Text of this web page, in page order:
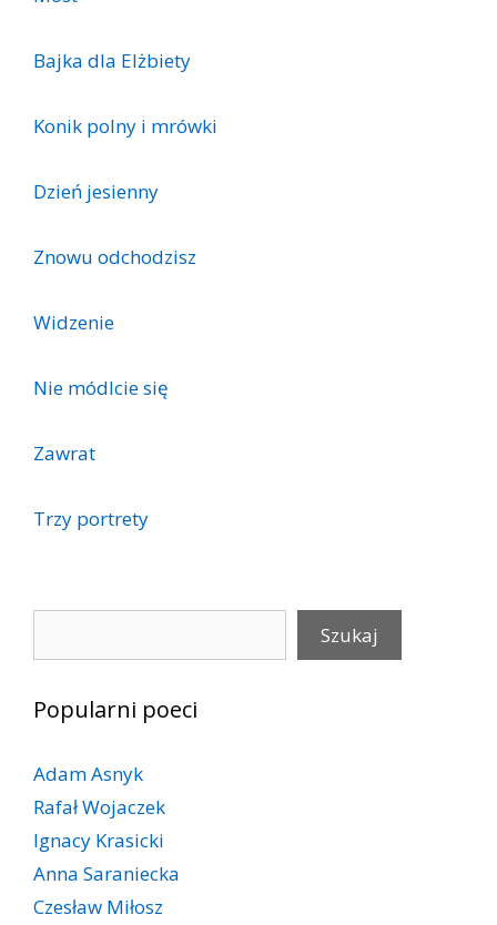
Bajka dla Elżbiety
Konik polny i mrówki
Dzień jesienny
Znowu odchodzisz
Widzenie
Nie módlcie się
Zawrat
Trzy portrety
Szukaj
Popularni poeci
Adam Asnyk
Rafał Wojaczek
Ignacy Krasicki
Anna Saraniecka
Czesław Miłosz